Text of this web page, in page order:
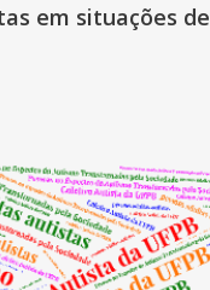
em situações de